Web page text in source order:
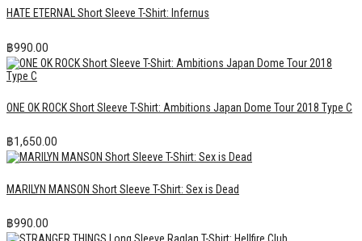
HATE ETERNAL Short Sleeve T-Shirt: Infernus
฿990.00
ONE OK ROCK Short Sleeve T-Shirt: Ambitions Japan Dome Tour 2018 Type C
฿1,650.00
MARILYN MANSON Short Sleeve T-Shirt: Sex is Dead
฿990.00